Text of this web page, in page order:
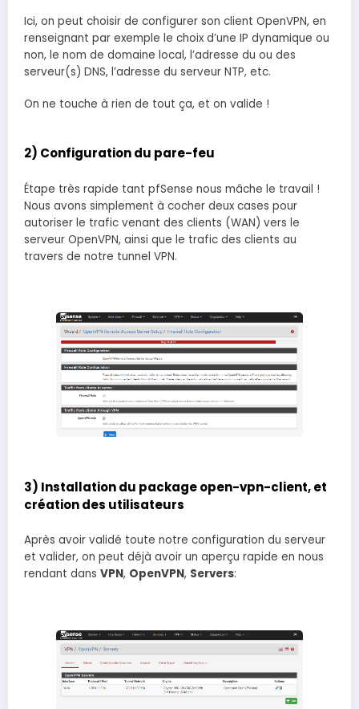
Ici, on peut choisir de configurer son client OpenVPN, en
renseignant par exemple le choix d’une IP dynamique ou
non, le nom de domaine local, l’adresse du ou des
serveur(s) DNS, l’adresse du serveur NTP, etc.
On ne touche à rien de tout ça, et on valide !
2) Configuration du pare-feu
Étape très rapide tant pfSense nous mâche le travail !
Nous avons simplement à cocher deux cases pour
autoriser le trafic venant des clients (WAN) vers le
serveur OpenVPN, ainsi que le trafic des clients au
travers de notre tunnel VPN.
3) Installation du package open-vpn-client, et
création des utilisateurs
Après avoir validé toute notre configuration du serveur
et valider, on peut déjà avoir un aperçu rapide en nous
rendant dans VPN, OpenVPN, Servers: